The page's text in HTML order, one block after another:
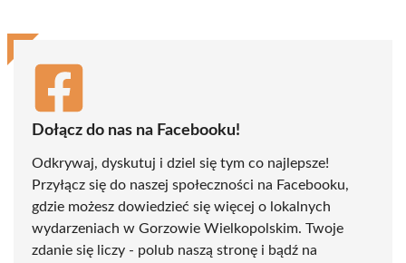
Dołącz do nas na Facebooku!
Odkrywaj, dyskutuj i dziel się tym co najlepsze!
Przyłącz się do naszej społeczności na Facebooku,
gdzie możesz dowiedzieć się więcej o lokalnych
wydarzeniach w Gorzowie Wielkopolskim. Twoje
zdanie się liczy - polub naszą stronę i bądź na